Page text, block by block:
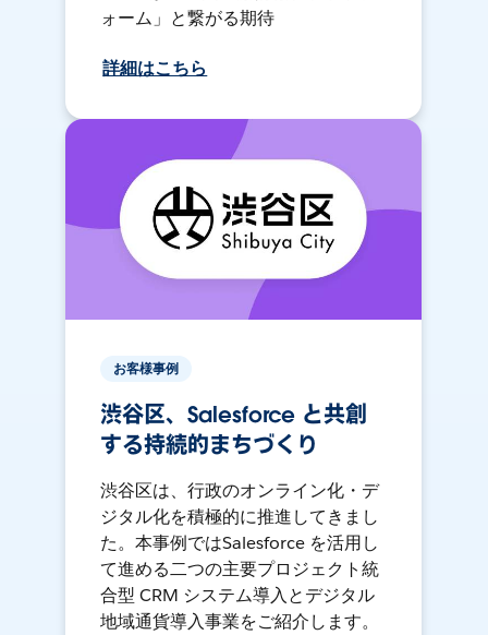
ォーム」と繋がる期待
詳細はこちら
お客様事例
渋谷区、Salesforce と共創
する持続的まちづくり
渋谷区は、行政のオンライン化・デ
ジタル化を積極的に推進してきまし
た。本事例ではSalesforce を活用し
て進める二つの主要プロジェクト統
合型 CRM システム導入とデジタル
地域通貨導入事業をご紹介します。